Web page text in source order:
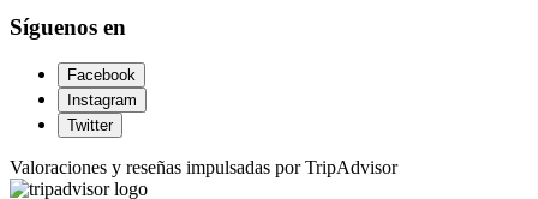
Síguenos en
Facebook
Instagram
Twitter
Valoraciones y reseñas impulsadas por TripAdvisor